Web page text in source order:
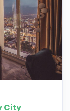
City